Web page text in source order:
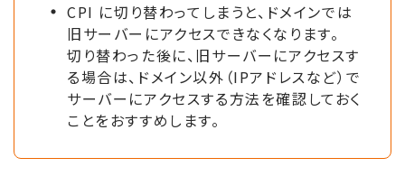
CPI に切り替わってしまうと、ドメインでは
旧サーバーにアクセスできなくなります。
切り替わった後に、旧サーバーにアクセスす
る場合は、ドメイン以外（IPアドレスなど）で
サーバーにアクセスする方法を確認しておく
ことをおすすめします。